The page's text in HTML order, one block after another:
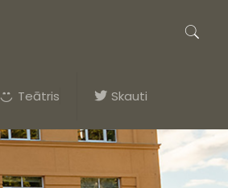
Teātris Skauti